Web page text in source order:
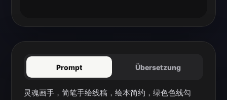
Prompt Übersetzung
灵魂画手，简笔手绘线稿，绘本简约，绿色色线勾